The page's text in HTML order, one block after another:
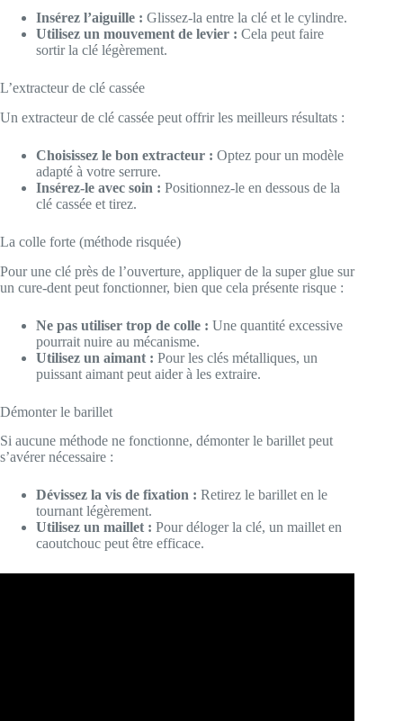
Insérez l’aiguille : Glissez-la entre la clé et le cylindre.
Utilisez un mouvement de levier : Cela peut faire
sortir la clé légèrement.
L’extracteur de clé cassée
Un extracteur de clé cassée peut offrir les meilleurs résultats :
Choisissez le bon extracteur : Optez pour un modèle
adapté à votre serrure.
Insérez-le avec soin : Positionnez-le en dessous de la
clé cassée et tirez.
La colle forte (méthode risquée)
Pour une clé près de l’ouverture, appliquer de la super glue sur
un cure-dent peut fonctionner, bien que cela présente risque :
Ne pas utiliser trop de colle : Une quantité excessive
pourrait nuire au mécanisme.
Utilisez un aimant : Pour les clés métalliques, un
puissant aimant peut aider à les extraire.
Démonter le barillet
Si aucune méthode ne fonctionne, démonter le barillet peut
s’avérer nécessaire :
Dévissez la vis de fixation : Retirez le barillet en le
tournant légèrement.
Utilisez un maillet : Pour déloger la clé, un maillet en
caoutchouc peut être efficace.